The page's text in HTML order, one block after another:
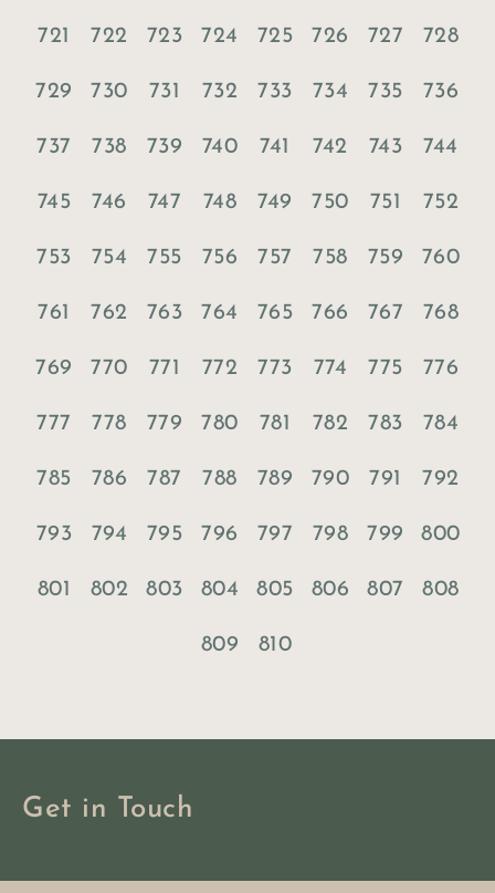
721 722 723 724 725 726 727 728
729 730 731 732 733 734 735 736
737 738 739 740 741 742 743 744
745 746 747 748 749 750 751 752
753 754 755 756 757 758 759 760
761 762 763 764 765 766 767 768
769 770 771 772 773 774 775 776
777 778 779 780 781 782 783 784
785 786 787 788 789 790 791 792
793 794 795 796 797 798 799 800
801 802 803 804 805 806 807 808
809 810
Get in Touch